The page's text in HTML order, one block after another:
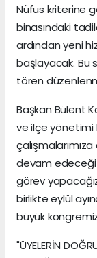
Nüfus kriterine
binasındaki
ardından yeni
başlayacak. Bu
tören
Başkan Bülent
ve ilçe yönetimi
devam
görev
birlikte eylül
büyük
"ÜYELERİN